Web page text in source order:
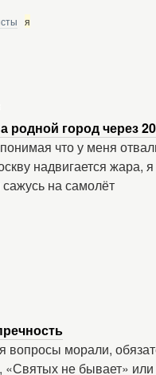
я
родной город через
что у меня
надвигается
на самолёт
вопросы морали,
не бывает» или